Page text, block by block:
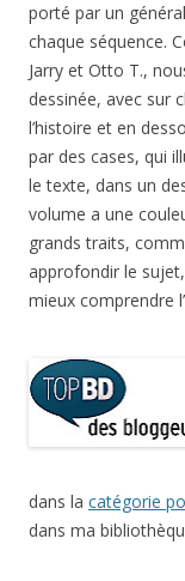
porté par un
chaque séquence.
Jarry et Otto T.,
dessinée, avec sur
l’histoire et en
par des cases, qui
le texte, dans un
volume a une
grands traits,
approfondir le
mieux comprendre
dans la catégorie
dans ma